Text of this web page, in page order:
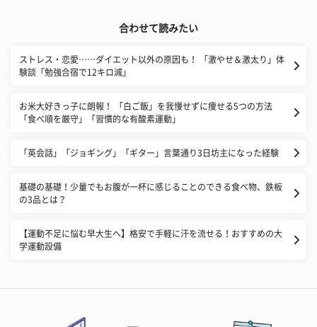
合わせて読みたい
ストレス・恋愛……ダイエット以外の原因も！ 「激やせ＆激太り」体
験談「勉強合宿で12キロ減」
お米大好きっ子に朗報！ 「白ご飯」を我慢せずに痩せる5つの方法
「食べ順を厳守」「習慣的な有酸素運動」
「英会話」「ジョギング」「ギター」言葉通り3日坊主になった経験
基礎の基礎！少量でもお腹が一杯に感じることのできる食べ物、鉄板
の3品とは？
【運動不足に悩む早大生へ】格安で手軽に汗を流せる！おすすめの大
学運動設備